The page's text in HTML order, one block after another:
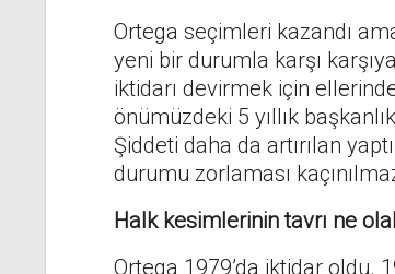
Ortega seçimleri kazandı
yeni bir durumla karşı
iktidarı devirmek için
önümüzdeki 5 yıllık
Şiddeti daha da artırılan
durumu zorlaması
Halk kesimlerinin tavrı ne
Ortega 1979’da iktidar oldu.